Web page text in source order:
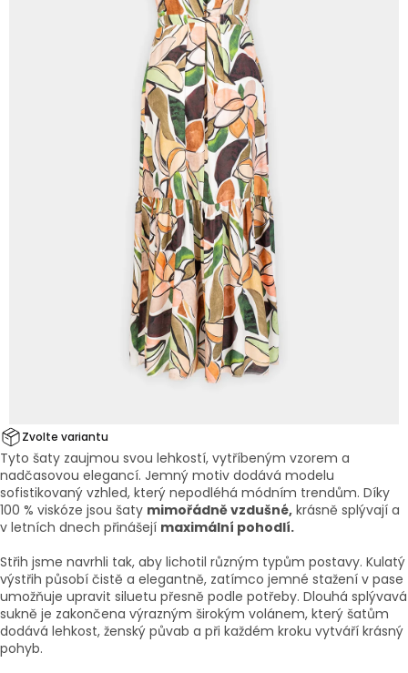
Zvolte variantu
Tyto šaty zaujmou svou lehkostí, vytříbeným vzorem a
nadčasovou elegancí. Jemný motiv dodává modelu
sofistikovaný vzhled, který nepodléhá módním trendům. Díky
100 % viskóze jsou šaty mimořádně vzdušné, krásně splývají a
v letních dnech přinášejí maximální pohodlí.
Střih jsme navrhli tak, aby lichotil různým typům postavy. Kulatý
výstřih působí čistě a elegantně, zatímco jemné stažení v pase
umožňuje upravit siluetu přesně podle potřeby. Dlouhá splývavá
sukně je zakončena výrazným širokým volánem, který šatům
dodává lehkost, ženský půvab a při každém kroku vytváří krásný
pohyb.